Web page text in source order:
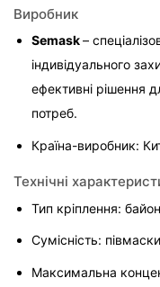
Виробник
Semask –
індивідуального
ефективні рішення
потреб.
Країна-виробник:
Технічні
Тип кріплення:
Сумісність:
Максимальна